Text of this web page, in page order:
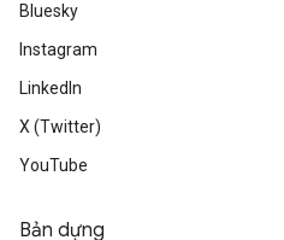
Bluesky
Instagram
LinkedIn
X (Twitter)
YouTube
Bản dựng